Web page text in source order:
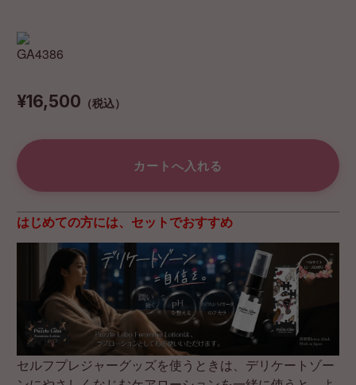
¥16,500 （税込）
はじめての方には、セットでおすすめ
セルフプレジャーグッズを使うときは、デリケートゾー